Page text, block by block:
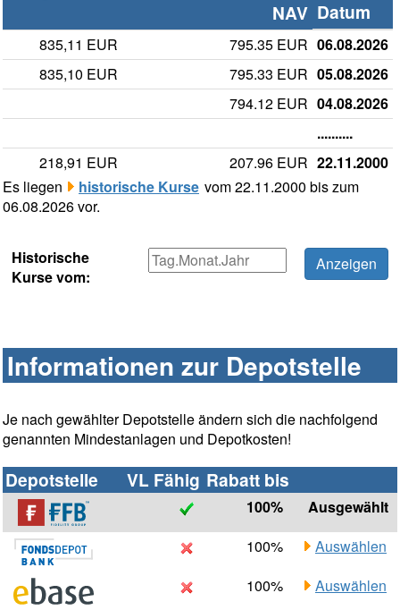
NAV Datum
835,11 EUR 795.35 EUR 06.08.2026
835,10 EUR
795.33 EUR 05.08.2026
794.12 EUR 04.08.2026
..........
218,91 EUR
207.96 EUR 22.11.2000
Es liegen
historische Kurse vom 22.11.2000 bis zum
06.08.2026 vor.
Historische
Kurse vom:
Informationen zur Depotstelle
Je nach gewählter Depotstelle ändern sich die nachfolgend
genannten Mindestanlagen und Depotkosten!
Depotstelle VL Fähig Rabatt bis
100%
Ausgewählt
100%
Auswählen
100%
Auswählen